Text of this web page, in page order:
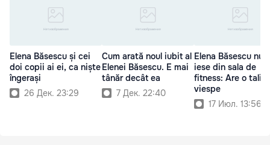
Elena Băsescu și cei
doi copii ai ei, ca niște
îngerași
26 Дек. 23:29
Cum arată noul iubit al
Elenei Băsescu. E mai
tânăr decât ea
7 Дек. 22:40
Elena Băsescu nu
iese din sala de
fitness: Are o talie
viespe
17 Июл. 13:56